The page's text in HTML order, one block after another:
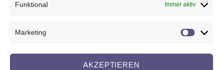
Funktional Immer aktiv
Marketing
AKZEPTIEREN